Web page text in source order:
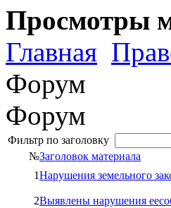
Просмотры
Главная
Форум
Форум
Фильтр по заголовку
№Заголовок материала
1Нарушения земельного
2Выявлены нарушения